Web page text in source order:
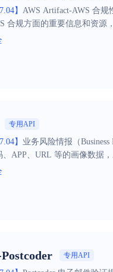
】 AWS Artifact-AWS 合
合规方面的重要信息和资源
专用API
】 业务风险情报（
APP、URL 等的画像数据
自身的风控体系，补充自
专用API